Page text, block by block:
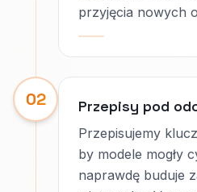
przyjęcia nowych
02 Przepisy pod
Przepisujemy
by modele mogły
naprawdę buduje